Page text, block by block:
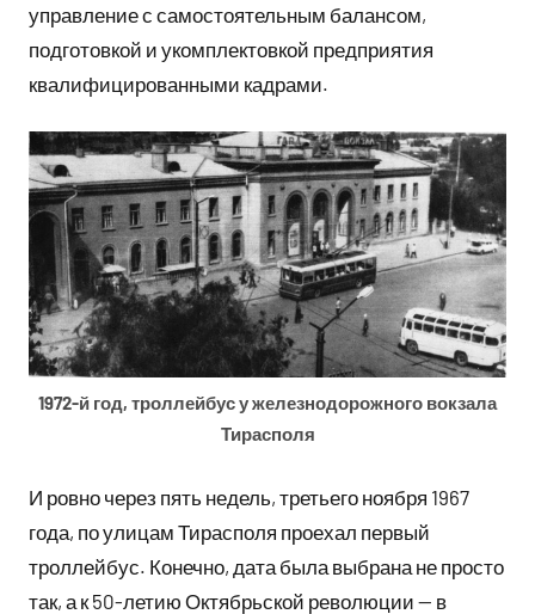
управление с самостоятельным балансом,
подготовкой и укомплектовкой предприятия
квалифицированными кадрами.
1972-й год, троллейбус у железнодорожного вокзала
Тирасполя
И ровно через пять недель, третьего ноября 1967
года, по улицам Тирасполя проехал первый
троллейбус. Конечно, дата была выбрана не просто
так, а к 50-летию Октябрьской революции — в